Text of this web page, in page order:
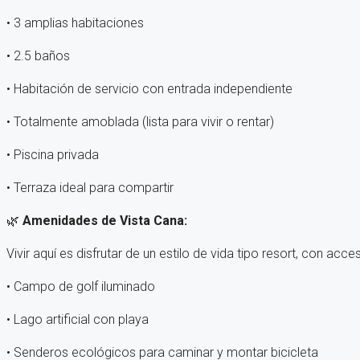
• 3 amplias habitaciones
• 2.5 baños
• Habitación de servicio con entrada independiente
• Totalmente amoblada (lista para vivir o rentar)
• Piscina privada
• Terraza ideal para compartir
🌿 Amenidades de Vista Cana:
Vivir aquí es disfrutar de un estilo de vida tipo resort, con
• Campo de golf iluminado
• Lago artificial con playa
• Senderos ecológicos para caminar y montar bicicleta